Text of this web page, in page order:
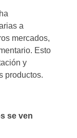
a
mercados,
Esto
y
productos.
se ven